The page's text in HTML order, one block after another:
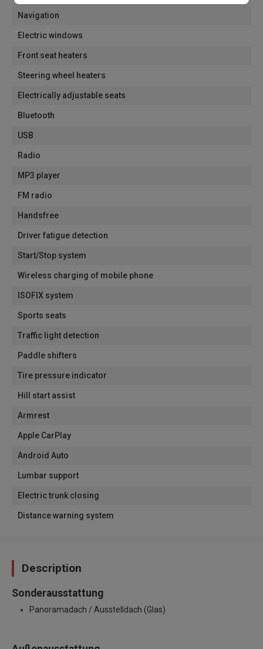
Navigation
Electric windows
Front seat heaters
Steering wheel heaters
Electrically adjustable seats
Bluetooth
USB
Radio
MP3 player
FM radio
Handsfree
Driver fatigue detection
Start/Stop system
Wireless charging of mobile phone
ISOFIX system
Sports seats
Traffic light detection
Paddle shifters
Tire pressure indicator
Hill start assist
Armrest
Apple CarPlay
Android Auto
Lumbar support
Electric trunk closing
Distance warning system
Description
Sonderausstattung
Panoramadach / Ausstelldach (Glas)